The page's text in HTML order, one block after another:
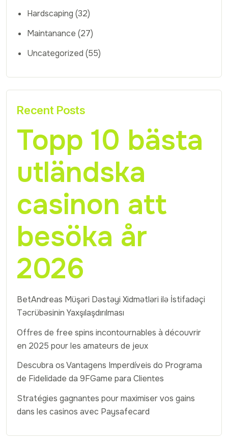
Hardscaping (32)
Maintanance (27)
Uncategorized (55)
Recent Posts
Topp 10 bästa
utländska
casinon att
besöka år
2026
BetAndreas Müşəri Dəstəyi Xidmətləri ilə İstifadəçi
Təcrübəsinin Yaxşılaşdırılması
Offres de free spins incontournables à découvrir
en 2025 pour les amateurs de jeux
Descubra os Vantagens Imperdíveis do Programa
de Fidelidade da 9FGame para Clientes
Stratégies gagnantes pour maximiser vos gains
dans les casinos avec Paysafecard